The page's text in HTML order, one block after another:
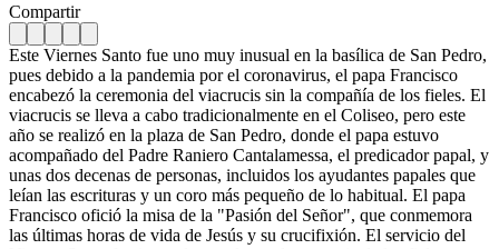
Compartir
Este Viernes Santo fue uno muy inusual en la basílica de San Pedro,
pues debido a la pandemia por el coronavirus, el papa Francisco
encabezó la ceremonia del viacrucis sin la compañía de los fieles. El
viacrucis se lleva a cabo tradicionalmente en el Coliseo, pero este
año se realizó en la plaza de San Pedro, donde el papa estuvo
acompañado del Padre Raniero Cantalamessa, el predicador papal, y
unas dos decenas de personas, incluidos los ayudantes papales que
leían las escrituras y un coro más pequeño de lo habitual. El papa
Francisco ofició la misa de la "Pasión del Señor", que conmemora
las últimas horas de vida de Jesús y su crucifixión. El servicio del